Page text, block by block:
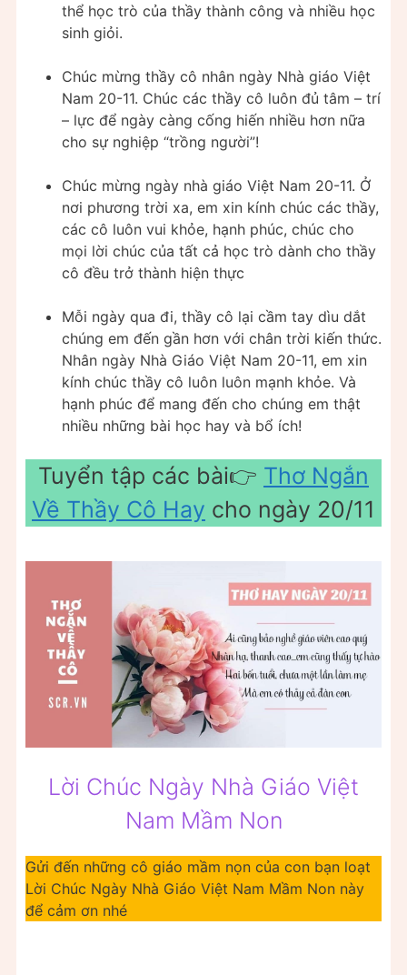
thể học trò của thầy thành công và nhiều học
sinh giỏi.
Chúc mừng thầy cô nhân ngày Nhà giáo Việt
Nam 20-11. Chúc các thầy cô luôn đủ tâm – trí
– lực để ngày càng cống hiến nhiều hơn nữa
cho sự nghiệp “trồng người”!
Chúc mừng ngày nhà giáo Việt Nam 20-11. Ở
nơi phương trời xa, em xin kính chúc các thầy,
các cô luôn vui khỏe, hạnh phúc, chúc cho
mọi lời chúc của tất cả học trò dành cho thầy
cô đều trở thành hiện thực
Mỗi ngày qua đi, thầy cô lại cầm tay dìu dắt
chúng em đến gần hơn với chân trời kiến thức.
Nhân ngày Nhà Giáo Việt Nam 20-11, em xin
kính chúc thầy cô luôn luôn mạnh khỏe. Và
hạnh phúc để mang đến cho chúng em thật
nhiều những bài học hay và bổ ích!
Tuyển tập các bài👉 Thơ Ngắn
Về Thầy Cô Hay cho ngày 20/11
Lời Chúc Ngày Nhà Giáo Việt
Nam Mầm Non
Gửi đến những cô giáo mầm nọn của con bạn loạt
Lời Chúc Ngày Nhà Giáo Việt Nam Mầm Non này
để cảm ơn nhé